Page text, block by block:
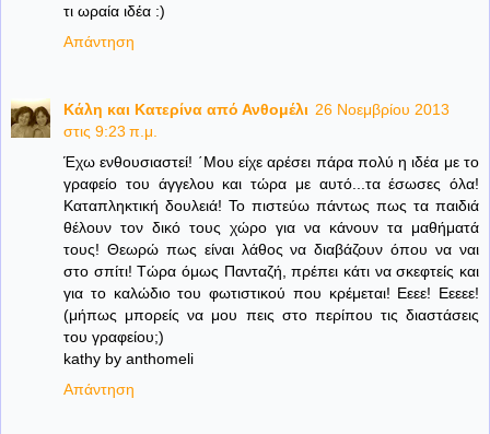
τι ωραία ιδέα :)
Απάντηση
Κάλη και Κατερίνα από Ανθομέλι 26 Νοεμβρίου 2013
στις 9:23 π.μ.
Έχω ενθουσιαστεί! ΄Μου είχε αρέσει πάρα πολύ η ιδέα με το
γραφείο του άγγελου και τώρα με αυτό...τα έσωσες όλα!
Καταπληκτική δουλειά! Το πιστεύω πάντως πως τα παιδιά
θέλουν τον δικό τους χώρο για να κάνουν τα μαθήματά
τους! Θεωρώ πως είναι λάθος να διαβάζουν όπου να ναι
στο σπίτι! Τώρα όμως Πανταζή, πρέπει κάτι να σκεφτείς και
για το καλώδιο του φωτιστικού που κρέμεται! Εεεε! Εεεεε!
(μήπως μπορείς να μου πεις στο περίπου τις διαστάσεις
του γραφείου;)
kathy by anthomeli
Απάντηση